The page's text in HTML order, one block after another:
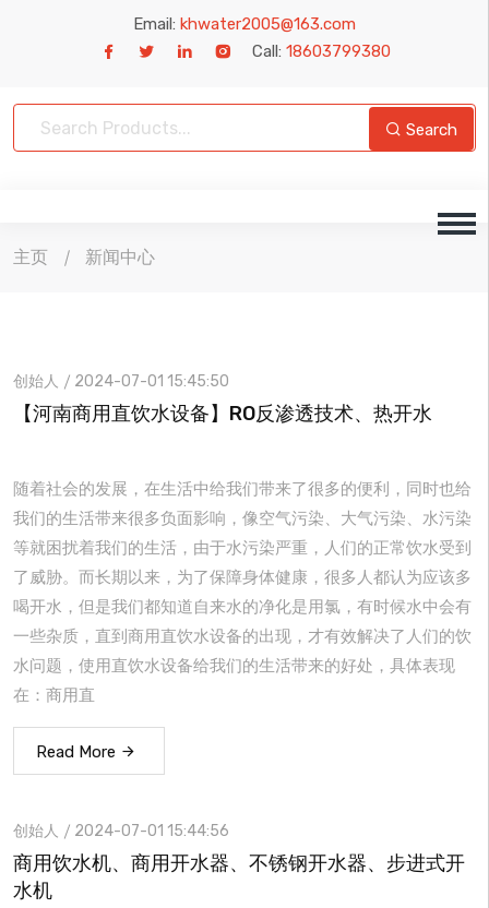
Email: khwater2005@163.com
Call: 18603799380
Search
主页 新闻中心
创始人 2024-07-01 15:45:50
【河南商用直饮水设备】RO反渗透技术、热开水
随着社会的发展，在生活中给我们带来了很多的便利，同时也给
我们的生活带来很多负面影响，像空气污染、大气污染、水污染
等就困扰着我们的生活，由于水污染严重，人们的正常饮水受到
了威胁。而长期以来，为了保障身体健康，很多人都认为应该多
喝开水，但是我们都知道自来水的净化是用氯，有时候水中会有
一些杂质，直到商用直饮水设备的出现，才有效解决了人们的饮
水问题，使用直饮水设备给我们的生活带来的好处，具体表现
在：商用直
Read More
创始人 2024-07-01 15:44:56
商用饮水机、商用开水器、不锈钢开水器、步进式开
水机